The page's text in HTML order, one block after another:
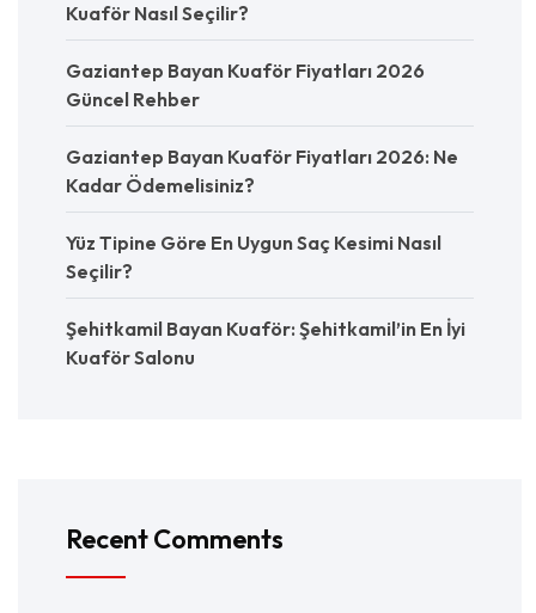
Kuaför Nasıl Seçilir?
Gaziantep Bayan Kuaför Fiyatları 2026
Güncel Rehber
Gaziantep Bayan Kuaför Fiyatları 2026: Ne
Kadar Ödemelisiniz?
Yüz Tipine Göre En Uygun Saç Kesimi Nasıl
Seçilir?
Şehitkamil Bayan Kuaför: Şehitkamil’in En İyi
Kuaför Salonu
Recent Comments